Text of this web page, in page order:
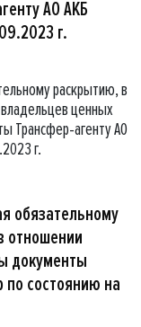
АО АКБ
г.
раскрытию, в
ценных
Трансфер-агенту АО
г.
обязательному
отношении
документы
по состоянию на